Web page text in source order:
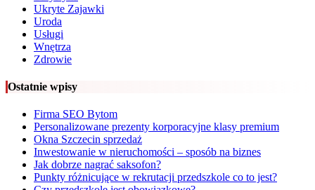
Ukryte Zajawki
Uroda
Usługi
Wnętrza
Zdrowie
Ostatnie wpisy
Firma SEO Bytom
Personalizowane prezenty korporacyjne klasy premium
Okna Szczecin sprzedaż
Inwestowanie w nieruchomości – sposób na biznes
Jak dobrze nagrać saksofon?
Punkty różnicujące w rekrutacji przedszkole co to jest?